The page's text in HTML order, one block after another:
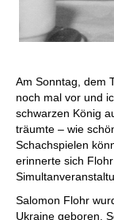
Am Sonntag, dem
noch mal vor und
schwarzen König
träumte – wie
Schachspielen
erinnerte sich
Salomon Flohr
Ukraine geboren.